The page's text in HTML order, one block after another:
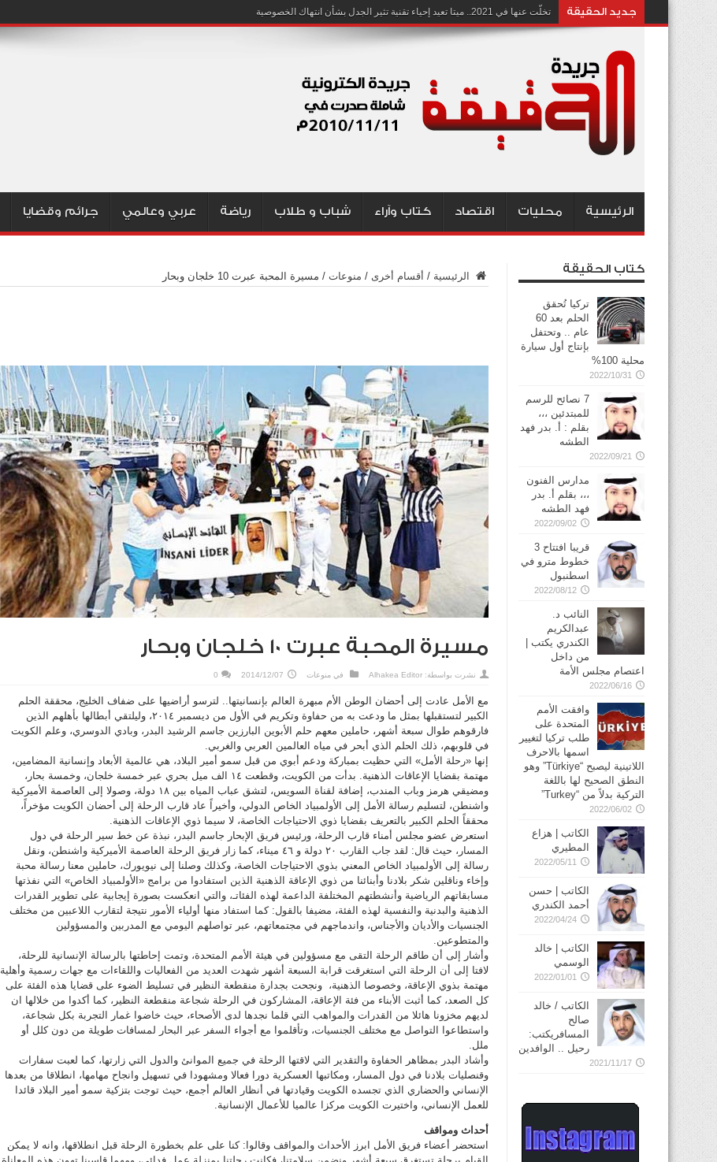
جديد الحقيقة تخلّت عنها في 2021.. ميتا تعيد إحياء تقنية تثير الجدل بشأن انتهاك الخصوصية
الرئيسية محليات اقتصاد كتاب وآراء شباب و طلاب رياضة عربي وعالمي جرائم وقضايا
الرئيسية / أقسام أخرى / منوعات / مسيرة المحبة عبرت 10 خلجان وبحار
مسيرة المحبة عبرت 10 خلجان وبحار
نشرت بواسطة: Alhakea Editor في منوعات 2014/12/07
0
مع الأمل عادت إلى أحضان الوطن الأم مبهرة العالم بإنسانيتها.. لترسو أراضيها على ضفاف الخليج، محققة الحلم
الكبير لتستقبلها بمثل ما ودعت به من حفاوة وتكريم في الأول من ديسمبر ٢٠١٤، وليلتقي أبطالها بأهلهم الذين
فارقوهم طوال سبعة أشهر، حاملين معهم حلم الأبوين البارزين جاسم الرشيد البدر، وبادي الدوسري، وعلم الكويت
في قلوبهم، ذلك الحلم الذي أبحر في مياه العالمين العربي والغربي.
إنها «رحلة الأمل» التي حظيت بمباركة ودعم أبوي من قبل سمو أمير البلاد، هي عالمية الأبعاد وإنسانية المضامين،
مهتمة بقضايا الإعاقات الذهنية. بدأت من الكويت، وقطعت ١٤ الف ميل بحري عبر خمسة خلجان، وخمسة بحار،
ومضيقي هرمز وباب المندب، إضافة لقناة السويس، لتشق عباب المياه بين ١٨ دولة، وصولا إلى العاصمة الأميركية
واشنطن، لتسليم رسالة الأمل إلى الأولمبياد الخاص الدولي، وأخيراً عاد قارب الرحلة إلى أحضان الكويت مؤخراً،
محققاً الحلم الكبير بالتعريف بقضايا ذوي الاحتياجات الخاصة، لا سيما ذوي الإعاقات الذهنية.
استعرض عضو مجلس أمناء قارب الرحلة، ورئيس فريق الإبحار جاسم البدر، نبذة عن خط سير الرحلة في دول
المسار، حيث قال: لقد جاب القارب ٢٠ دولة و ٤٦ ميناء، كما زار فريق الرحلة العاصمة الأميركية واشنطن، ونقل
رسالة إلى الأولمبياد الخاص المعني بذوي الاحتياجات الخاصة، وكذلك وصلنا إلى نيويورك، حاملين معنا رسالة محبة
وإخاء وناقلين شكر بلادنا وأبنائنا من ذوي الإعاقة الذهنية الذين استفادوا من برامج «الأولمبياد الخاص» التي نفذتها
مسابقاتهم الرياضية وأنشطتهم المختلفة الداعمة لهذه الفئاتـ، والتي انعكست بصورة إيجابية على تطوير القدرات
الذهنية والبدنية والنفسية لهذه الفئة، مضيفا بالقول: كما استفاد منها أولياء الأمور نتيجة لتقارب اللاعبين من مختلف
الجنسيات والأديان والأجناس، واندماجهم في مجتمعاتهم، عبر تواصلهم اليومي مع المدربين والمسؤولين
والمتطوعين.
وأشار إلى أن طاقم الرحلة التقى مع مسؤولين في هيئة الأمم المتحدة، وتمت إحاطتها بالرسالة الإنسانية للرحلة،
لافتا إلى أن الرحلة التي استغرقت قرابة السبعة أشهر شهدت العديد من الفعاليات واللقاءات مع جهات رسمية وأهلية
مهتمة بذوي الإعاقة، وخصوصا الذهنية، ونجحت بجدارة منقطعة النظير في تسليط الضوء على قضايا هذه الفئة على
كل الصعد، كما أثبت الأبناء من فئة الإعاقة، المشاركون في الرحلة شجاعة منقطعة النظير، كما أكدوا من خلالها ان
لديهم مخزونا هائلا من القدرات والمواهب التي قلما نجدها لدى الأصحاء، حيث خاضوا غمار التجربة بكل شجاعة،
واستطاعوا التواصل مع مختلف الجنسيات، وتأقلموا مع أجواء السفر عبر البحار لمسافات طويلة من دون كلل أو
ملل.
وأشاد البدر بمظاهر الحفاوة والتقدير التي لاقتها الرحلة في جميع الموانئ والدول التي زارتها، كما لعبت سفارات
وقنصليات بلادنا في دول المسار، ومكاتبها العسكرية دورا فعالا ومشهودا في تسهيل وانجاح مهامها، انطلاقا من بعدها
الإنساني والحضاري الذي تجسده الكويت وقيادتها في أنظار العالم أجمع، حيث توجت بتزكية سمو أمير البلاد قائدا
للعمل الإنساني، واختيرت الكويت مركزا عالميا للأعمال الإنسانية.
أحداث ومواقف
استحضر أعضاء فريق الأمل ابرز الأحداث والمواقف وقالوا: كنا على علم بخطورة الرحلة قبل انطلاقها، وانه لا يمكن
كتاب الحقيقة
تركيا تُحقق
الحلم بعد 60
عام .. وتحتفل
بإنتاج أول سيارة
محلية 100%
2022/10/31
7 نصائح للرسم
للمبتدئين ،،،
بقلم : أ. بدر فهد
الطشه
2022/09/21
مدارس الفنون
،،، بقلم أ. بدر
فهد الطشه
2022/09/02
قريبا افتتاح 3
خطوط مترو في
2022/08/12
النائب د.
عبدالكريم
الكندري يكتب |
من داخل
اعتصام مجلس الأمة
2022/06/16
وافقت الأمم
المتحدة على
طلب تركيا لتغيير
اسمها بالاحرف
اللاتينية ليصبح “Türkiye” وهو
النطق الصحيح لها باللغة
التركية بدلاً من “Turkey”
2022/06/02
الكاتب | هزاع
المطيري
2022/05/11
الكاتب | حسن
أحمد الكندري
2022/04/24
الكاتب | خالد
الوسمي
2022/01/01
الكاتب / خالد
صالح
المسافريكتب:
رحيل .. الوافدين
2021/11/17